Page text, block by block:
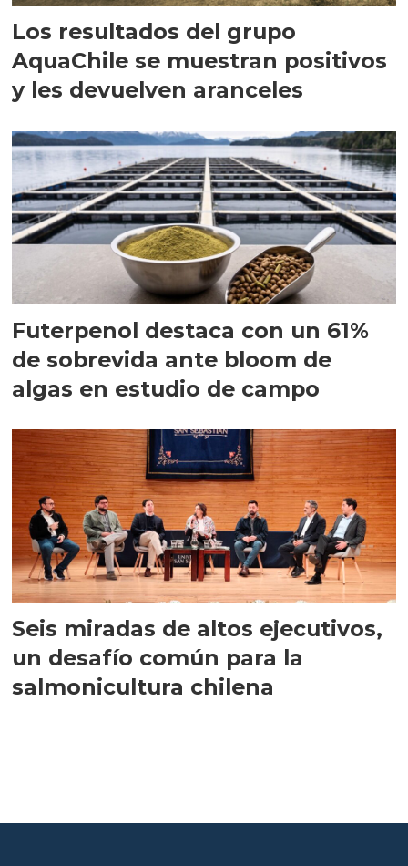
Los resultados del grupo
AquaChile se muestran positivos
y les devuelven aranceles
Futerpenol destaca con un 61%
de sobrevida ante bloom de
algas en estudio de campo
Seis miradas de altos ejecutivos,
un desafío común para la
salmonicultura chilena